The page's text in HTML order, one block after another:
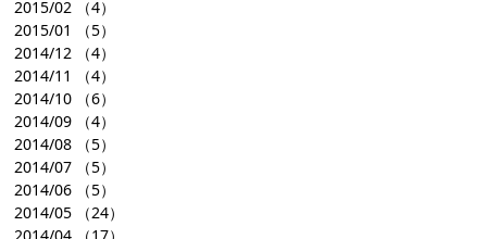
2015/02 （4）
2015/01
（5）
2014/12 （4）
2014/11
（4）
2014/10 （6）
2014/09 （4）
2014/08 （5）
2014/07 （5）
2014/06 （5）
2014/05 （24）